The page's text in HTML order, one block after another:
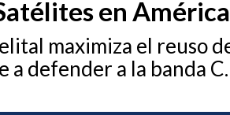
en
maximiza el reuso
a defender a la banda C.